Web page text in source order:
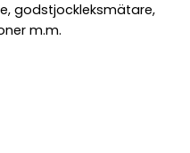
godstjockleksmätare,
m.m.